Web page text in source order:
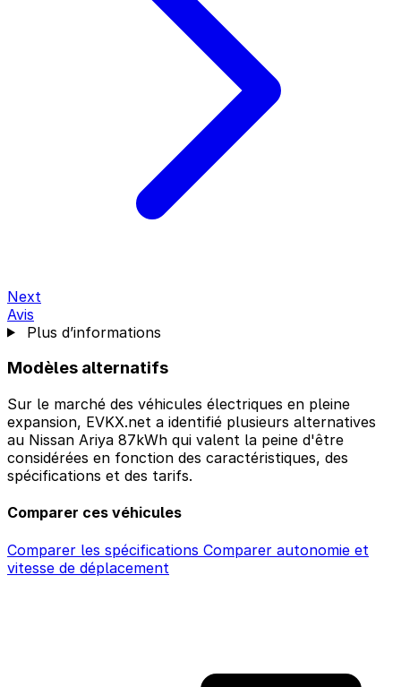
Next
Avis
Plus d’informations
Modèles alternatifs
Sur le marché des véhicules électriques en pleine
expansion, EVKX.net a identifié plusieurs alternatives
au Nissan Ariya 87kWh qui valent la peine d'être
considérées en fonction des caractéristiques, des
spécifications et des tarifs.
Comparer ces véhicules
Comparer les spécifications Comparer autonomie et
vitesse de déplacement